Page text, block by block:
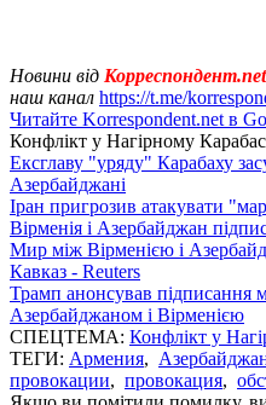
Новини від Корреспондент.net
наш канал https://t.me/
Читайте Korrespondent.net в
Конфлікт у Нагірному
Ексглаву "уряду" Карабаху
Азербайджані
Іран пригрозив атакувати
Вірменія і Азербайджан
Мир між Вірменією і
Кавказ - Reuters
Трамп анонсував підписання
Азербайджаном і Вірменією
СПЕЦТЕМА: Конфлікт у
ТЕГИ: Армения,
провокации, провокация,